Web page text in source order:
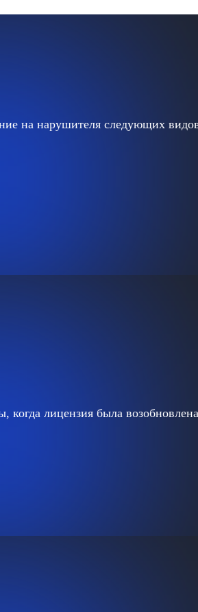
на нарушителя следующих
когда лицензия была